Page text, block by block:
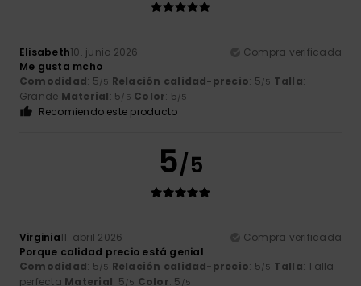
Elisabeth10. junio 2026
Compra verificada
Me gusta mcho
Comodidad: 5/5 Relación calidad-precio: 5/5 Talla:
Grande Material: 5/5 Color: 5/5
Recomiendo este producto
5/5
Virginia11. abril 2026
Compra verificada
Porque calidad precio está genial
Comodidad: 5/5 Relación calidad-precio: 5/5 Talla: Talla
perfecta Material: 5/5 Color: 5 /5